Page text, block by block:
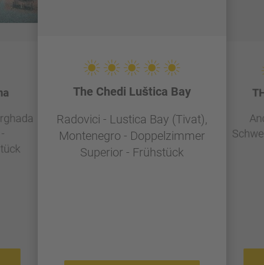
The Chedi Luštica Bay
Radovici - Lustica Bay (Tivat),
Montenegro - Doppelzimmer
Superior - Frühstück